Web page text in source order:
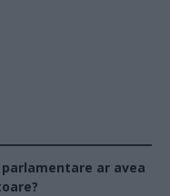
ar avea